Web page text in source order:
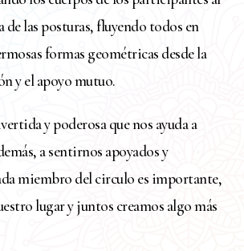
de las posturas, fluyendo todos en
formas geométricas desde la
y el apoyo mutuo.
y poderosa que nos ayuda a
a sentirnos apoyados y
miembro del circulo es importante,
lugar y juntos creamos algo más